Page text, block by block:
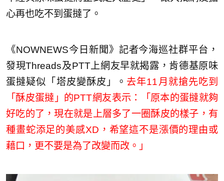
心再也吃不到蛋撻了。
《NOWNEWS今日新聞》記者今海巡社群平台，
發現Threads及PTT上網友早就揭露，肯德基原味
蛋撻疑似「塔皮變酥皮」。 去年11月就搶先吃到
「酥皮蛋撻」的PTT網友表示：「原本的蛋撻就夠
好吃的了，現在就是上層多了一圈酥皮的樣子，有
種畫蛇添足的美感XD，希望這不是漲價的理由或
藉口，更不要是為了改變而改。」